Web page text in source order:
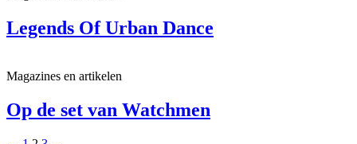
Legends Of Urban Dance
Magazines en artikelen
Op de set van Watchmen